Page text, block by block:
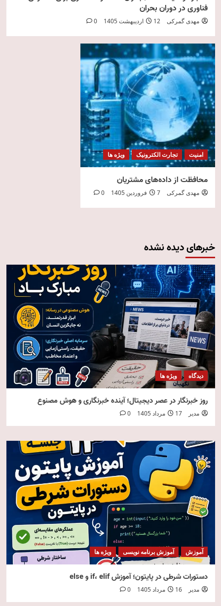
فناوری در دوران بحران
مهدی گمرکی 12 اردیبهشت 1405 0
امنیت تجارت الکترونیک ویژه ها
محافظت از داده‌های مشتریان
مهدی گمرکی 7 فروردین 1405 0
خبرهای دیده نشده
دیدگاه ویژه ها
روز خبرنگار در عصر دیجیتال؛ آینده خبرنگاری و هوش مصنوع
مدیر 17 مرداد 1405 0
آموزش آموزش برنامه نویسی ویژه ها
دستورات شرطی در پایتون؛ آموزش if، elif و else
مدیر 16 مرداد 1405 0